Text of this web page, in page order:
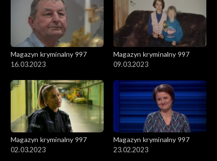
Magazyn kryminalny 997
16.03.2023
Magazyn kryminalny 997
09.03.2023
Magazyn kryminalny 997
02.03.2023
Magazyn kryminalny 997
23.02.2023